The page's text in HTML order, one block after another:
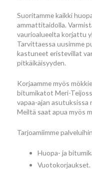
Suoritamme kaikki
ammattitaidolla.
vaurioalueelta korjattu
Tarvittaessa uusimme
kastuneet eristevillat
pitkäikäisyyden.
Korjaamme myös
bitumikatot Meri-
vapaa-ajan
Meiltä saat apua myös
Tarjoamiimme
Huopa- ja
Vuotokorjaukset.